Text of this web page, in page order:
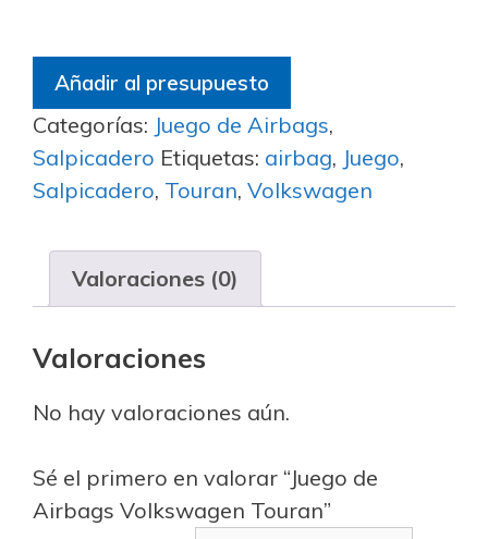
Añadir al presupuesto
Categorías: Juego de Airbags,
Salpicadero Etiquetas: airbag, Juego,
Salpicadero, Touran, Volkswagen
Valoraciones (0)
Valoraciones
No hay valoraciones aún.
Sé el primero en valorar “Juego de
Airbags Volkswagen Touran”